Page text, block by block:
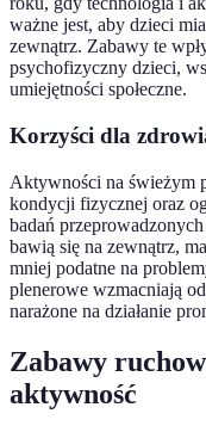
ważne jest, aby dzieci
zewnątrz. Zabawy te
psychofizyczny dzieci,
umiejętności społeczne.
Korzyści dla
Aktywności na świeżym
kondycji fizycznej oraz
badań
bawią się na zewnątrz,
mniej podatne na
plenerowe wzmacniają
narażone na działanie
Zabawy
aktywność